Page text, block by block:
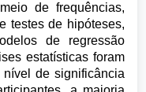
de frequências,
testes de hipóteses,
de regressão
estatísticas foram
de significância